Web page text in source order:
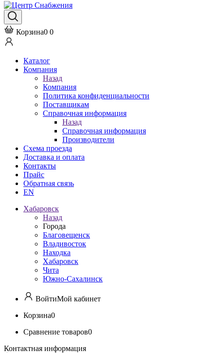
Корзина0 0
Каталог
Компания
Назад
Компания
Политика конфиденциальности
Поставщикам
Справочная информация
Назад
Справочная информация
Производители
Схема проезда
Доставка и оплата
Контакты
Прайс
Обратная связь
EN
Хабаровск
Назад
Города
Благовещенск
Владивосток
Находка
Хабаровск
Чита
Южно-Сахалинск
ВойтиМой кабинет
Корзина0
Сравнение товаров0
Контактная информация